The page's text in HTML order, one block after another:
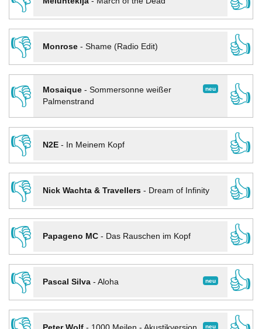
👎
Monrose- Shame (Radio Edit)
👍
👎
neu
Mosaique- Sommersonne weißer
Palmenstrand
👍
👎
N2E- In Meinem Kopf
👍
👎
Nick Wachta & Travellers- Dream of Infinity
👍
👎
Papageno MC- Das Rauschen im Kopf
👍
👎
neu
Pascal Silva- Aloha
👍
neu